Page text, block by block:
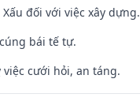
đối với việc xây dựng.
bái tế tự.
việc cưới hỏi, an táng.